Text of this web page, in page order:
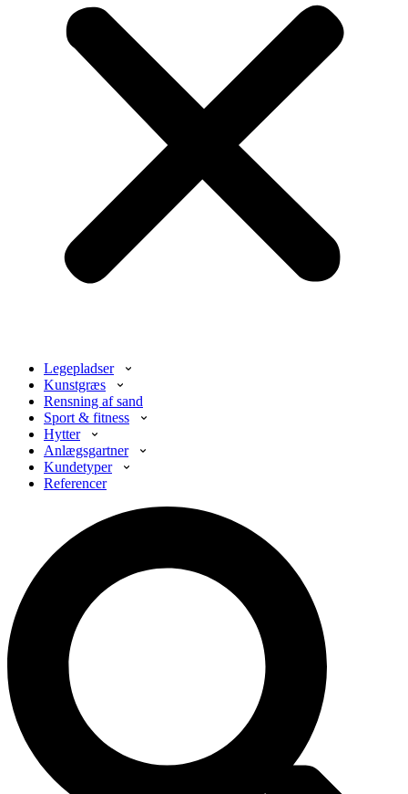
Legepladser
Kunstgræs
Rensning af sand
Sport & fitness
Hytter
Anlægsgartner
Kundetyper
Referencer